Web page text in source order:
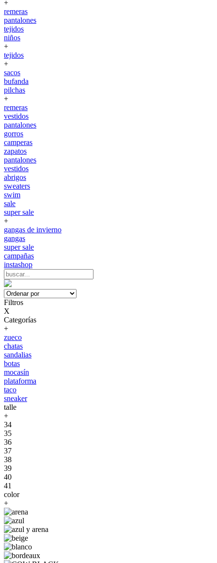
+
remeras
pantalones
tejidos
niños
+
tejidos
+
sacos
bufanda
pilchas
+
remeras
vestidos
pantalones
gorros
camperas
zapatos
pantalones
vestidos
abrigos
sweaters
swim
sale
super sale
+
gangas de invierno
gangas
super sale
campañas
instashop
Filtros
X
Categorías
+
zueco
chatas
sandalias
botas
mocasín
plataforma
taco
sneaker
talle
+
34
35
36
37
38
39
40
41
color
+